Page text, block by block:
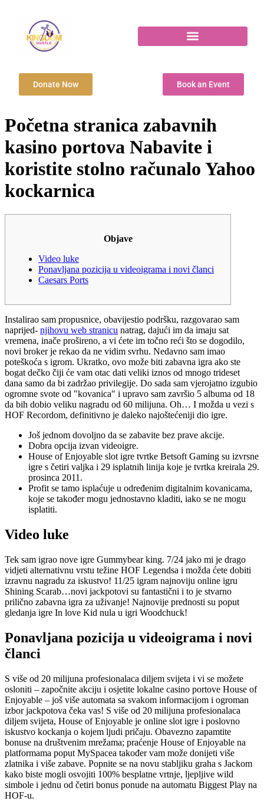
Donate Now Book an Event
Početna stranica zabavnih
kasino portova Nabavite i
koristite stolno računalo Yahoo
kockarnica
Objave
Video luke
Ponavljana pozicija u videoigrama i novi članci
Caesars Ports
Instalirao sam propusnice, obavijestio podršku, razgovarao sam
naprijed- njihovu web stranicu natrag, dajući im da imaju sat
vremena, inače prošireno, a vi ćete im točno reći što se dogodilo,
novi broker je rekao da ne vidim svrhu. Nedavno sam imao
poteškoća s igrom. Ukratko, ovo može biti zabavna igra ako ste
bogat dečko čiji će vam otac dati veliki iznos od mnogo trideset
dana samo da bi zadržao privilegije. Do sada sam vjerojatno izgubio
ogromne svote od "kovanica" i upravo sam završio 5 albuma od 18
da bih dobio veliku nagradu od 60 milijuna. Oh… I možda u vezi s
HOF Recordom, definitivno je daleko najoštećeniji dio igre.
Još jednom dovoljno da se zabavite bez prave akcije.
Dobra opcija izvan videoigre.
House of Enjoyable slot igre tvrtke Betsoft Gaming su izvrsne
igre s četiri valjka i 29 isplatnih linija koje je tvrtka kreirala 29.
prosinca 2011.
Profit se tamo isplaćuje u određenim digitalnim kovanicama,
koje se također mogu jednostavno kladiti, iako se ne mogu
isplatiti.
Video luke
Tek sam igrao nove igre Gummybear king. 7/24 jako mi je drago
vidjeti alternativnu vrstu težine HOF Legendsa i možda ćete dobiti
izravnu nagradu za iskustvo! 11/25 igram najnoviju online igru ​​
Shining Scarab…novi jackpotovi su fantastični i to je stvarno
prilično zabavna igra za uživanje! Najnovije prednosti su poput
gledanja igre In love Kid nula u igri Woodchuck!
Ponavljana pozicija u videoigrama i novi
članci
S više od 20 milijuna profesionalaca diljem svijeta i vi se možete
osloniti – započnite akciju i osjetite lokalne casino portove House of
Enjoyable – još više automata sa svakom informacijom i ogroman
izbor jackpotova čeka vas! S više od 20 milijuna profesionalaca
diljem svijeta, House of Enjoyable je online slot igre i poslovno
iskustvo kockanja o kojem ljudi pričaju. Obavezno zapamtite
bonuse na društvenim mrežama; praćenje House of Enjoyable na
platformama poput MySpacea također vam može donijeti više
zlatnika i više zabave. Popnite se na novu stabljiku graha s Jackom
kako biste mogli osvojiti 100% besplatne vrtnje, ljepljive wild
simbole i jednu od četiri bonus ponude na automatu Biggest Play na
HOF-u.